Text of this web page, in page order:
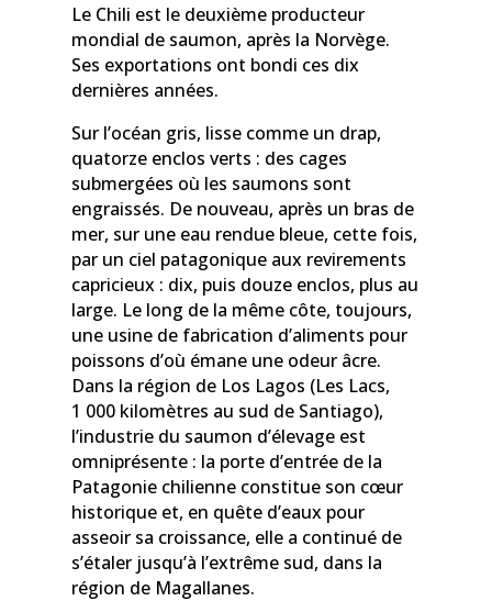
Le Chili est le deuxième producteur
mondial de saumon, après la Norvège.
Ses exportations ont bondi ces dix
dernières années.
Sur l’océan gris, lisse comme un drap,
quatorze enclos verts : des cages
submergées où les saumons sont
engraissés. De nouveau, après un bras de
mer, sur une eau rendue bleue, cette fois,
par un ciel patagonique aux revirements
capricieux : dix, puis douze enclos, plus au
large. Le long de la même côte, toujours,
une usine de fabrication d’aliments pour
poissons d’où émane une odeur âcre.
Dans la région de Los Lagos (Les Lacs,
1 000 kilomètres au sud de Santiago),
l’industrie du saumon d’élevage est
omniprésente : la porte d’entrée de la
Patagonie chilienne constitue son cœur
historique et, en quête d’eaux pour
asseoir sa croissance, elle a continué de
s’étaler jusqu’à l’extrême sud, dans la
région de Magallanes.